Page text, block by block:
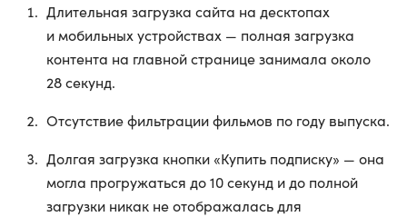
Длительная загрузка сайта на десктопах
и мобильных устройствах — полная загрузка
контента на главной странице занимала около
28 секунд.
Отсутствие фильтрации фильмов по году выпуска.
Долгая загрузка кнопки «Купить подписку» — она
могла прогружаться до 10 секунд и до полной
загрузки никак не отображалась для